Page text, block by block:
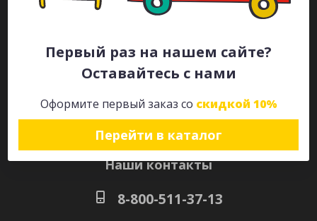
Первый раз на нашем сайте?
Оставайтесь с нами
Оформите первый заказ со скидкой 10%
Перейти в каталог
Будьте всегда в курсе!
Наши контакты
8-800-511-37-13